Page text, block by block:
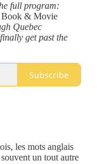
full program:
Book & Movie
Quebec
get past the
Subscribe
les mots anglais
un tout autre